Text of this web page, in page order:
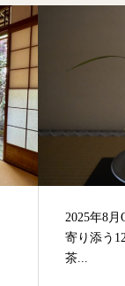
2025年8
寄り添う
茶...